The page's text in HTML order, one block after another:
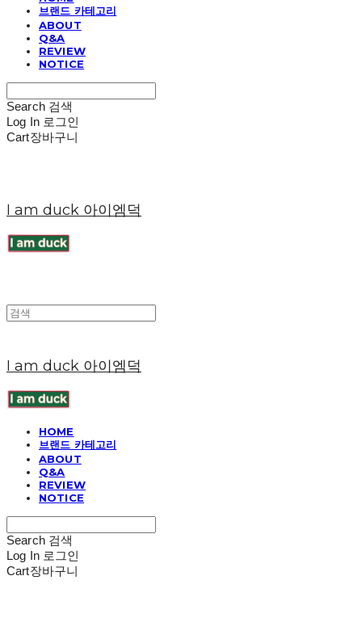
브랜드 카테고리
ABOUT
Q&A
REVIEW
NOTICE
Search 검색
Log In 로그인
Cart장바구니
I am duck 아이엠덕
I am duck 아이엠덕
HOME
브랜드 카테고리
ABOUT
Q&A
REVIEW
NOTICE
Search 검색
Log In 로그인
Cart장바구니